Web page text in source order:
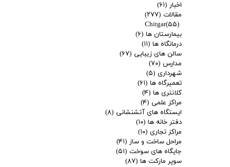
اخبار (۶۱)
مقالات (۲۷۷)
Chitgar(۵۵)
بیمارستان ها (۶)
درمانگاه ها (۱۱)
سالن های زیبایی (۶۷)
مدارس (۷۰)
شهرداری (۵)
تعمیرگاه ها (۶۱)
کلانتری ها (۴)
مراکز علمی (۴)
ایستگاه های آتشنشانی (۸)
دفتر خانه ها (۱۰)
مراکز تجاری (۱۰)
مراحل ساخت و ساز (۴۱)
جایگاه های سوخت (۵۱)
سوپر مارکت ها (۸۷)